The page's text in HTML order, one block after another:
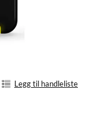
Legg til handleliste